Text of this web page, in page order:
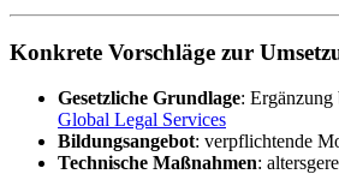
Konkrete Vorschläge zur
Gesetzliche Grundlage: Ergänzung
Global Legal Services
Bildungsangebot: verpflichtende
Technische Maßnahmen: